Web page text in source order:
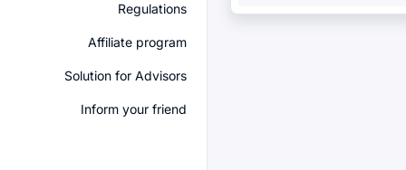
Regulations
Affiliate program
Solution for Advisors
Inform your friend